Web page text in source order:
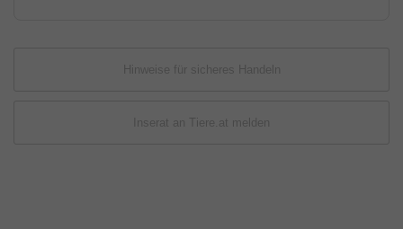
Hinweise für sicheres Handeln
Inserat an Tiere.at melden